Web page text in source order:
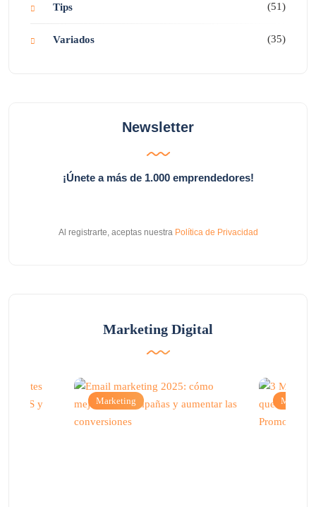
Tips (51)
Variados (35)
Newsletter
¡Únete a más de 1.000 emprendedores!
Al registrarte, aceptas nuestra Política de Privacidad
Marketing Digital
Marketing